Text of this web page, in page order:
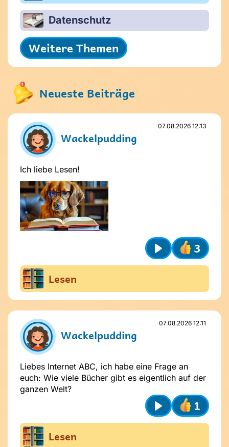
Datenschutz
Weitere Themen
Neueste Beiträge
Wackelpudding
07.08.2026 12:13
Ich liebe Lesen!
Play
3
Lesen
Wackelpudding
07.08.2026 12:11
Liebes Internet ABC, ich habe eine Frage an
euch: Wie viele Bücher gibt es eigentlich auf der
ganzen Welt?
Play
1
Lesen